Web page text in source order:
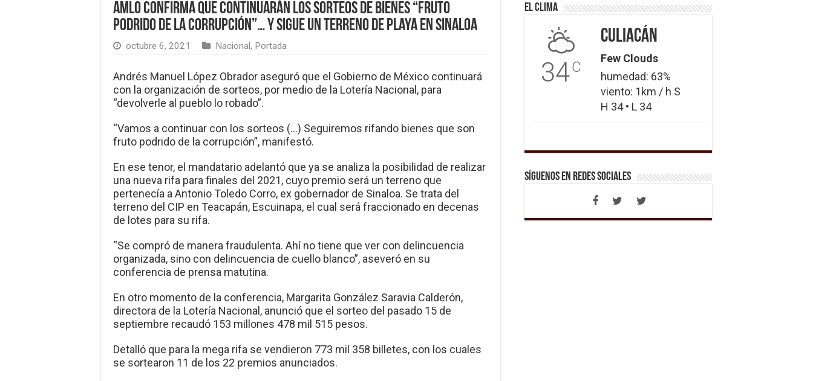
AMLO confirma que continuarán los sorteos de bienes “fruto
podrido de la corrupción”… y sigue un terreno de playa en Sinaloa
octubre 6, 2021 Nacional, Portada
Andrés Manuel López Obrador aseguró que el Gobierno de México continuará
con la organización de sorteos, por medio de la Lotería Nacional, para
“devolverle al pueblo lo robado”.
“Vamos a continuar con los sorteos (…) Seguiremos rifando bienes que son
fruto podrido de la corrupción”, manifestó.
En ese tenor, el mandatario adelantó que ya se analiza la posibilidad de realizar
una nueva rifa para finales del 2021, cuyo premio será un terreno que
pertenecía a Antonio Toledo Corro, ex gobernador de Sinaloa. Se trata del
terreno del CIP en Teacapán, Escuinapa, el cual será fraccionado en decenas
de lotes para su rifa.
“Se compró de manera fraudulenta. Ahí no tiene que ver con delincuencia
organizada, sino con delincuencia de cuello blanco”, aseveró en su
conferencia de prensa matutina.
En otro momento de la conferencia, Margarita González Saravia Calderón,
directora de la Lotería Nacional, anunció que el sorteo del pasado 15 de
septiembre recaudó 153 millones 478 mil 515 pesos.
Detalló que para la mega rifa se vendieron 773 mil 358 billetes, con los cuales
se sortearon 11 de los 22 premios anunciados.
El Clima
34C
Culiacán
Few Clouds
humedad: 63%
viento: 1km / h S
H 34 • L 34
Síguenos en Redes Sociales